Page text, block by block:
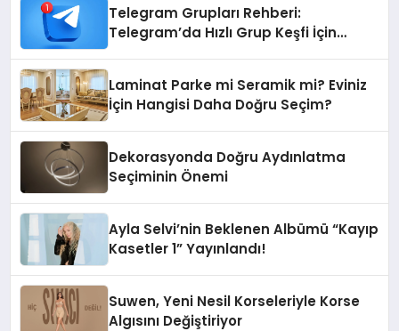
Telegram Grupları Rehberi:
Telegram’da Hızlı Grup Keşfi İçin
Laminat Parke mi Seramik mi? Eviniz
İçin Hangisi Daha Doğru Seçim?
Dekorasyonda Doğru Aydınlatma
Seçiminin Önemi
Ayla Selvi’nin Beklenen Albümü “Kayıp
Kasetler 1” Yayınlandı!
Suwen, Yeni Nesil Korseleriyle Korse
Algısını Değiştiriyor